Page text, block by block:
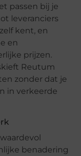
passen bij je
leveranciers
kent, en
en
prijzen.
Reutum
zonder dat je
in verkeerde
benadering